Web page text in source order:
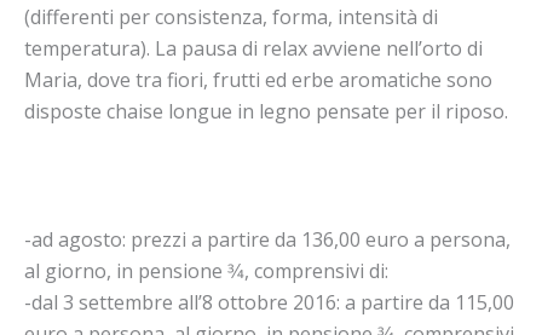
(differenti per consistenza, forma, intensità di
temperatura). La pausa di relax avviene nell’orto di
Maria, dove tra fiori, frutti ed erbe aromatiche sono
disposte chaise longue in legno pensate per il riposo.
-ad agosto: prezzi a partire da 136,00 euro a persona,
al giorno, in pensione 3⁄4, comprensivi di:
-dal 3 settembre all’8 ottobre 2016: a partire da 115,00